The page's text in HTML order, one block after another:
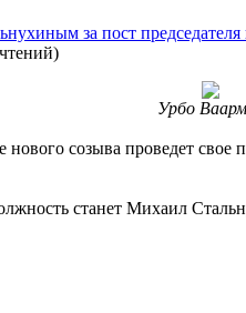
за пост
)
Урбо
созыва проведет свое
станет Михаил